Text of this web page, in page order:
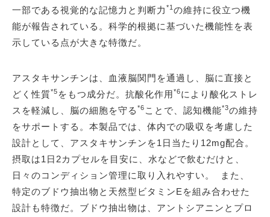
一部である視覚的な記憶力と判断力 *1の維持に役立つ機
能が報告されている。科学的根拠に基づいた機能性を表
示している点が大きな特徴だ。
アスタキサンチンは、血液脳関門を通過し、脳に直接と
どく性質*5 をもつ成分だ。抗酸化作用*6により酸化ストレ
スを軽減し、脳の細胞を守る *6 ことで、認知機能*3の維持
をサポートする。本製品では、体内での吸収を考慮した
設計として、アスタキサンチンを1日当たり12mg配合。
摂取は1日2カプセルを目安に、水などで飲むだけと、
日々のコンディション管理に取り入れやすい。 また、
特定のブドウ抽出物と天然型ビタミンEを組み合わせた
設計も特徴だ。ブドウ抽出物は、アントシアニンとプロ